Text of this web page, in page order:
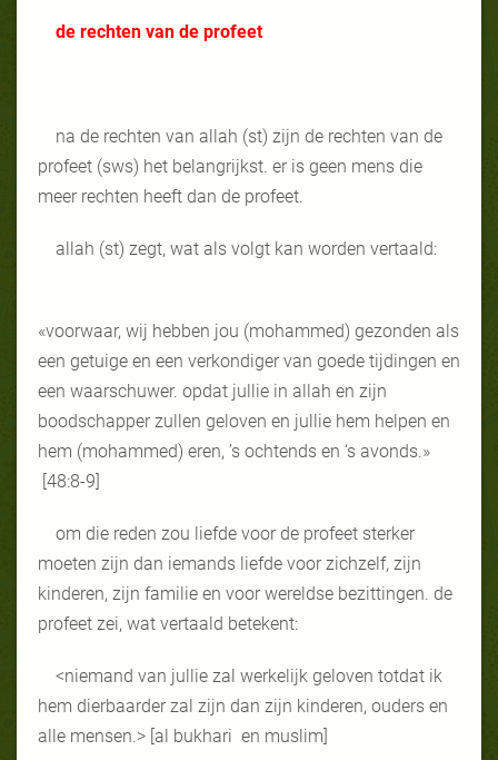
de rechten van de profeet
na de rechten van allah (st) zijn de rechten van de
profeet (sws) het belangrijkst. er is geen mens die
meer rechten heeft dan de profeet.
allah (st) zegt, wat als volgt kan worden vertaald:
«voorwaar, wij hebben jou (mohammed) gezonden als
een getuige en een verkondiger van goede tijdingen en
een waarschuwer. opdat jullie in allah en zijn
boodschapper zullen geloven en jullie hem helpen en
hem (mohammed) eren, ’s ochtends en ‘s avonds.»
[48:8-9]
om die reden zou liefde voor de profeet sterker
moeten zijn dan iemands liefde voor zichzelf, zijn
kinderen, zijn familie en voor wereldse bezittingen. de
profeet zei, wat vertaald betekent:
<niemand van jullie zal werkelijk geloven totdat ik
hem dierbaarder zal zijn dan zijn kinderen, ouders en
alle mensen.> [al bukhari en muslim]